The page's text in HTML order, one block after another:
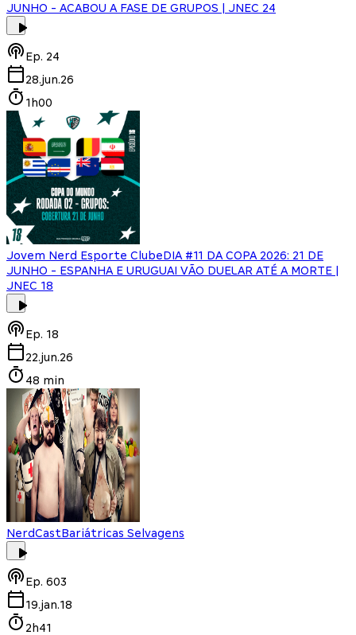
JUNHO - ACABOU A FASE DE GRUPOS | JNEC 24
Ep. 24
28.jun.26
1h00
Jovem Nerd Esporte ClubeDIA #11 DA COPA 2026: 21 DE
JUNHO - ESPANHA E URUGUAI VÃO DUELAR ATÉ A MORTE |
JNEC 18
Ep. 18
22.jun.26
48 min
NerdCastBariátricas Selvagens
Ep. 603
19.jan.18
2h41